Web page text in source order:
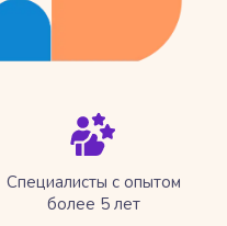
Специалисты с опытом
более 5 лет